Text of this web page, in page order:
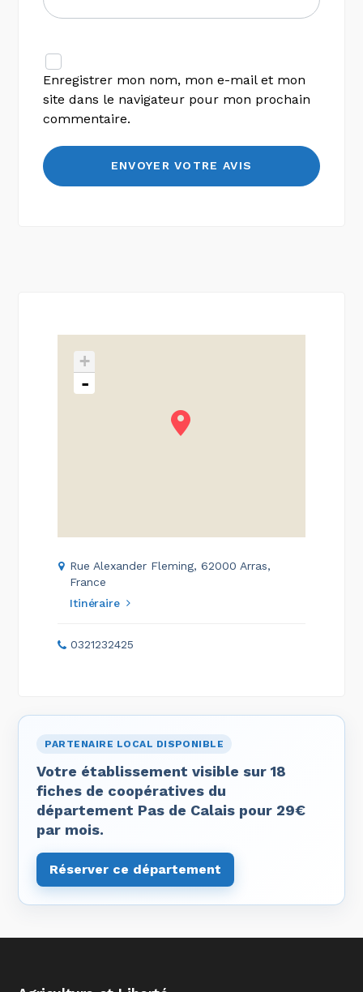
Enregistrer mon nom, mon e-mail et mon
site dans le navigateur pour mon prochain
commentaire.
+
-
Rue Alexander Fleming, 62000 Arras,
France
Itinéraire
0321232425
PARTENAIRE LOCAL DISPONIBLE
Votre établissement visible sur 18
fiches de coopératives du
département Pas de Calais pour 29€
par mois.
Réserver ce département